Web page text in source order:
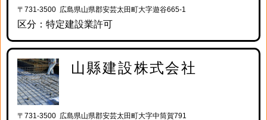
〒731-3500 広島県山県郡安芸太田町大字遊谷665-1
区分：特定建設業許可
山縣建設株式会社
〒731-3500 広島県山県郡安芸太田町大字中筒賀791